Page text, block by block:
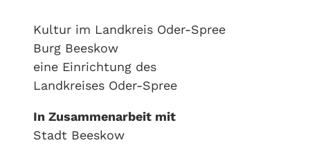
Kultur im Landkreis Oder-Spree
Burg Beeskow
eine Einrichtung des
Landkreises Oder-Spree
In Zusammenarbeit mit
Stadt Beeskow